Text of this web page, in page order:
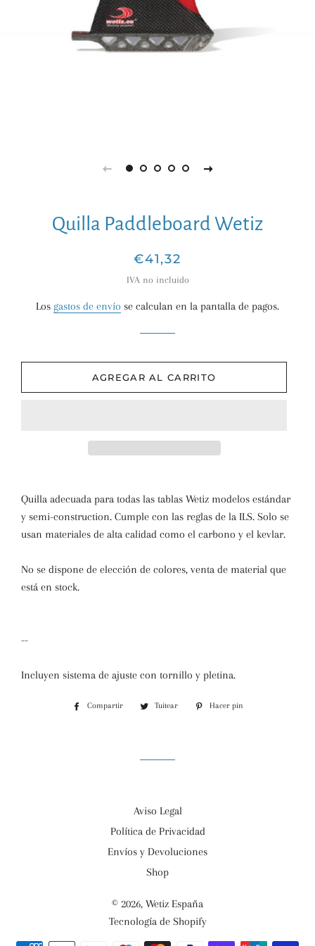
Quilla Paddleboard Wetiz
Precio
habitual
Precio
de
€41,32
IVA no incluido
Los gastos de envío se calculan en la pantalla de pagos.
AGREGAR AL CARRITO
Quilla adecuada para todas las tablas Wetiz modelos estándar
y semi-construction. Cumple con las reglas de la ILS. Solo se
usan materiales de alta calidad como el carbono y el kevlar.
No se dispone de elección de colores, venta de material que
está en stock.
--
Incluyen sistema de ajuste con tornillo y pletina.
Compartir
CompartirTuitear
Tuitear
Hacer pin
Aviso Legal
Política de Privacidad
Envíos y Devoluciones
Shop
© 2026, Wetiz España
Tecnología de Shopify